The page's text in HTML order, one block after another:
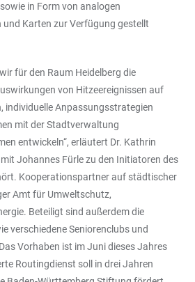
in Form von analogen
Karten zur Verfügung gestellt
für den Raum Heidelberg die
von Hitzeereignissen auf
individuelle Anpassungsstrategien
mit der Stadtverwaltung
entwickeln“, erläutert Dr. Kathrin
Johannes Fürle zu den Initiatoren des
Kooperationspartner auf städtischer
Amt für Umweltschutz,
Beteiligt sind außerdem die
verschiedene Seniorenclubs und
Vorhaben ist im Juni dieses Jahres
Routingdienst soll in drei Jahren